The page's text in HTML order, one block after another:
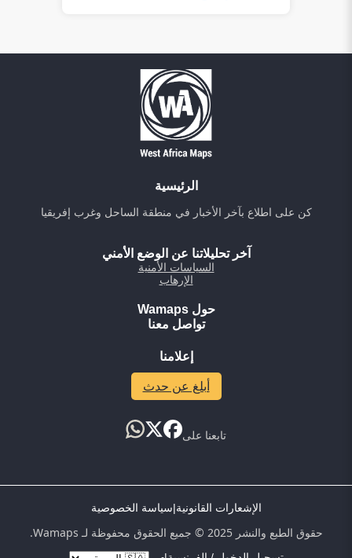
الرئيسية
كن على اطلاع بآخر الأخبار في منطقة الساحل وغرب إفريقيا
آخر تحليلاتنا عن الوضع الأمني
السياسات الأمنية
الإرهاب
حول Wamaps
تواصل معنا
إعلامنا
أبلغ عن حدث
تابعنا على
الإشعارات القانونية|سياسة الخصوصية
حقوق الطبع والنشر 2025 © جميع الحقوق محفوظة لـ Wamaps.